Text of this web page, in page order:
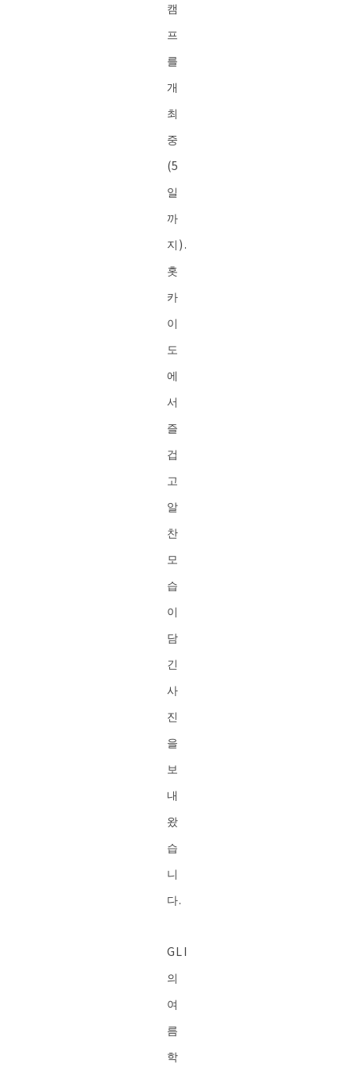
캠
프
를
개
최
중
(5
일
까
지).
홋
카
이
도
에
서
즐
겁
고
알
찬
모
습
이
담
긴
사
진
을
보
내
왔
습
니
다.
GLI
의
여
름
학